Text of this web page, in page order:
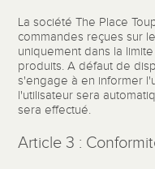
La société The Place
commandes reçues sur
uniquement dans la
produits. A défaut de
s'engage à en informer
l'utilisateur sera
sera effectué.
Article 3 :